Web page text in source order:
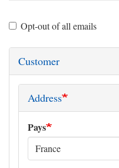
Opt-out of all emails
Customer
Address
Pays